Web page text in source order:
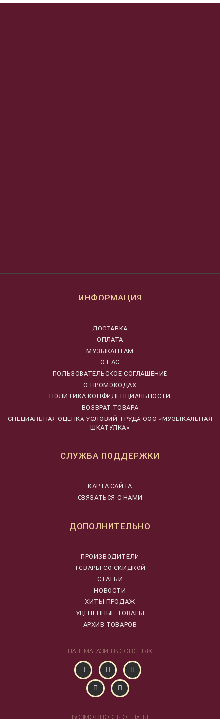
ИНФОРМАЦИЯ
ДОСТАВКА
ОПЛАТА
МУЗЫКАНТАМ
О НАС
ПОЛЬЗОВАТЕЛЬСКОЕ СОГЛАШЕНИЕ
О ПРОМОКОДАХ
ПОЛИТИКА КОНФИДЕНЦИАЛЬНОСТИ
ВОЗВРАТ ТОВАРА
CПЕЦИАЛЬНАЯ ОЦЕНКА УСЛОВИЙ ТРУДА ООО «МУЗЫКАЛЬНАЯ
ШКАТУЛКА»
СЛУЖБА ПОДДЕРЖКИ
КАРТА САЙТА
СВЯЗАТЬСЯ С НАМИ
ДОПОЛНИТЕЛЬНО
ПРОИЗВОДИТЕЛИ
ТОВАРЫ СО СКИДКОЙ
СТАТЬИ
НОВОСТИ
ХИТЫ ПРОДАЖ
УЦЕНЕННЫЕ ТОВАРЫ
АРХИВ ТОВАРОВ
НАШ МАГАЗИН В СОЦСЕТЯХ
ВОЗМОЖНОСТЬ ОПЛАТЫ